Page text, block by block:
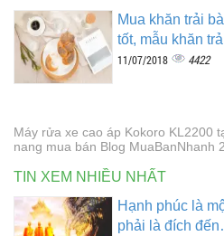
Mua khăn trải
tốt, mẫu khăn
11/07/2018 4422
Máy rửa xe cao áp Kokoro KL2200
nang mua bán Blog MuaBanNhanh
TIN XEM NHIỀU NHẤT
Hạnh phúc là
phải là đích